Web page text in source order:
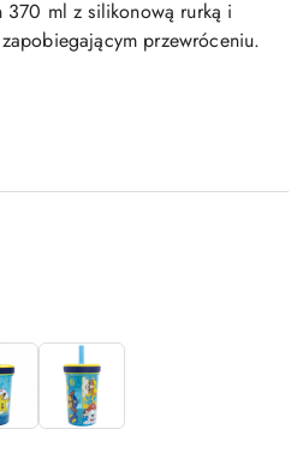
370 ml z silikonową rurką i
przewróceniu.